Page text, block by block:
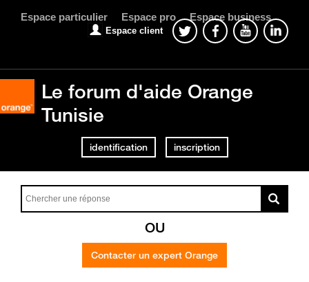
Espace particulier Espace pro Espace business
Espace client
Le forum d'aide Orange
Tunisie
identification inscription
OU
Contacter un expert Orange